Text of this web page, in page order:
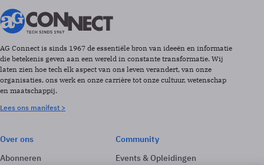
AG Connect is sinds 1967 de essentiële bron van ideeën en informatie
die betekenis geven aan een wereld in constante transformatie. Wij
laten zien hoe tech elk aspect van ons leven verandert, van onze
organisaties, ons werk en onze carrière tot onze cultuur, wetenschap
en maatschappij.
Lees ons manifest >
Over ons
Abonneren
Community
Events & Opleidingen